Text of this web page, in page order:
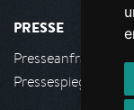
PRESSE
Presseanfrage
Pressespiegel